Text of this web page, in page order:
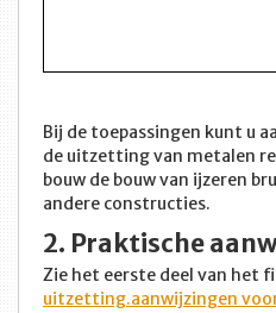
Bij de toepassingen kunt u
de uitzetting van metalen
bouw de bouw van ijzeren
andere constructies.
2. Praktische
Zie het eerste deel van het
uitzetting.aanwijzingen